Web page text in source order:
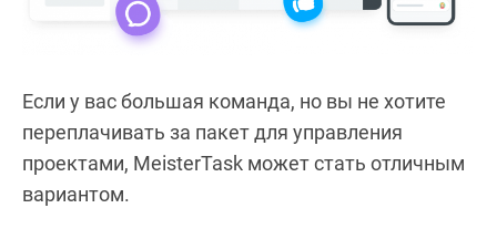
Если у вас большая команда, но вы не хотите
переплачивать за пакет для управления
проектами, MeisterTask может стать отличным
вариантом.